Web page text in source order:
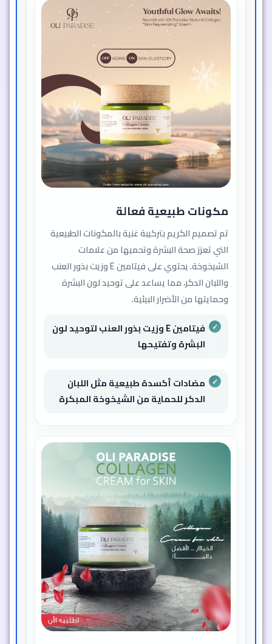
مكونات طبيعية فعالة
تم تصميم الكريم بتركيبة غنية بالمكونات الطبيعية
التي تعزز صحة البشرة وتحميها من علامات
الشيخوخة. يحتوي على فيتامين E وزيت بذور العنب
واللبان الدكر، مما يساعد على توحيد لون البشرة
وحمايتها من الأضرار البيئية.
فيتامين E وزيت بذور العنب لتوحيد لون
البشرة وتفتيحها
مضادات أكسدة طبيعية مثل اللبان
الدكر للحماية من الشيخوخة المبكرة